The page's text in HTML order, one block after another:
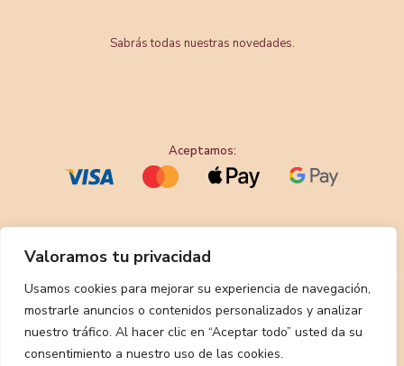
Valoramos tu privacidad
Usamos cookies para mejorar su experiencia de navegación,
mostrarle anuncios o contenidos personalizados y analizar
nuestro tráfico. Al hacer clic en “Aceptar todo” usted da su
consentimiento a nuestro uso de las cookies.
Sabrás todas nuestras novedades.
Aceptamos:
© 2026 Pasteleria Custodio || Diseñado por